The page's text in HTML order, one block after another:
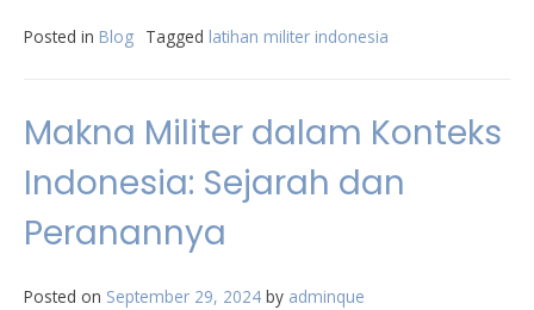
Posted in Blog Tagged latihan militer indonesia
Makna Militer dalam Konteks
Indonesia: Sejarah dan
Peranannya
Posted on September 29, 2024 by adminque